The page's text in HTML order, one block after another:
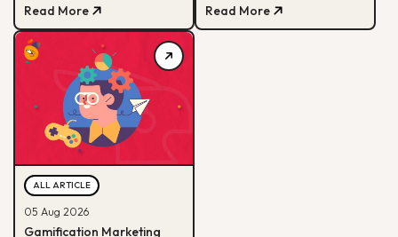
produkmu lebih mudah
ditemukan.
Read More
unggul buat B2B dan cara
eksekusinya.
Read More
ALL ARTICLE
05 Aug 2026
Gamification Marketing